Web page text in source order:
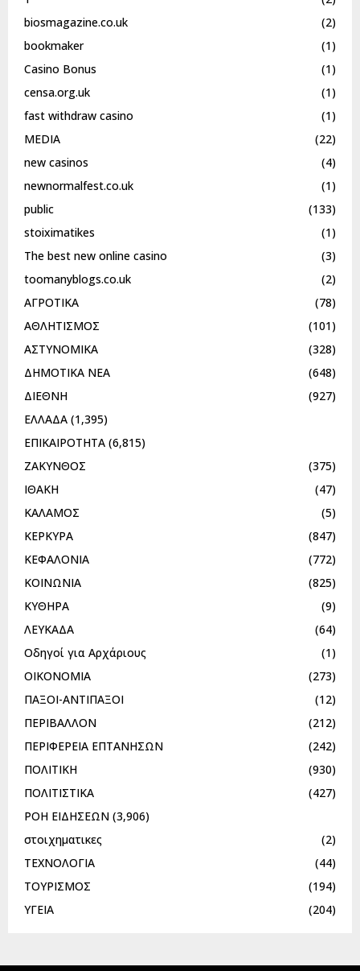
biosmagazine.co.uk
(2)
bookmaker
(1)
Casino Bonus
(1)
censa.org.uk
(1)
fast withdraw casino
(1)
MEDIA
(22)
new casinos
(4)
newnormalfest.co.uk
(1)
public
(133)
stoiximatikes
(1)
The best new online casino
(3)
toomanyblogs.co.uk
(2)
ΑΓΡΟΤΙΚΑ
(78)
ΑΘΛΗΤΙΣΜΟΣ
(101)
ΑΣΤΥΝΟΜΙΚΑ
(328)
ΔΗΜΟΤΙΚΑ ΝΕΑ
(648)
ΔΙΕΘΝΗ
(927)
ΕΛΛΑΔΑ (1,395)
ΕΠΙΚΑΙΡΟΤΗΤΑ (6,815)
ΖΑΚΥΝΘΟΣ
(375)
ΙΘΑΚΗ
(47)
ΚΑΛΑΜΟΣ
(5)
ΚΕΡΚΥΡΑ
(847)
ΚΕΦΑΛΟΝΙΑ
(772)
ΚΟΙΝΩΝΙΑ
(825)
ΚΥΘΗΡΑ
(9)
ΛΕΥΚΑΔΑ
(64)
Οδηγοί για Αρχάριους
(1)
ΟΙΚΟΝΟΜΙΑ
(273)
ΠΑΞΟΙ-ΑΝΤΙΠΑΞΟΙ
(12)
ΠΕΡΙΒΑΛΛΟΝ
(212)
ΠΕΡΙΦΕΡΕΙΑ ΕΠΤΑΝΗΣΩΝ
(242)
ΠΟΛΙΤΙΚΗ
(930)
ΠΟΛΙΤΙΣΤΙΚΑ
(427)
ΡΟΗ ΕΙΔΗΣΕΩΝ (3,906)
στοιχηματικες
(2)
ΤΕΧΝΟΛΟΓΙΑ
(44)
ΤΟΥΡΙΣΜΟΣ
(194)
ΥΓΕΙΑ
(204)